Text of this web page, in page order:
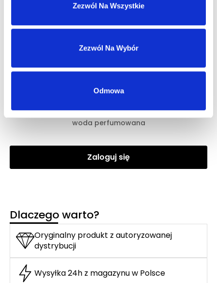
Zezwól Na Wszystkie
Zezwól Na Wybór
Odmowa
Dowiedz się więcej
Zaloguj się
Zaloguj się, aby zobaczyć cenę
DOLCE&GABBANA DEVOTION POUR HOMME EDP
woda perfumowana
Zaloguj się
Dlaczego warto?
Oryginalny produkt z autoryzowanej
dystrybucji
Wysyłka 24h z magazynu w Polsce